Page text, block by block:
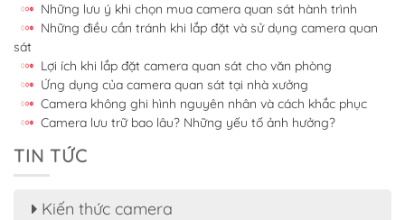
Những lưu ý khi chọn mua camera quan sát hành trình
Những điều cần tránh khi lắp đặt và sử dụng camera quan
sát
Lợi ích khi lắp đặt camera quan sát cho văn phòng
Ứng dụng của camera quan sát tại nhà xưởng
Camera không ghi hình nguyên nhân và cách khắc phục
Camera lưu trữ bao lâu? Những yếu tố ảnh hưởng?
TIN TỨC
Kiến thức camera